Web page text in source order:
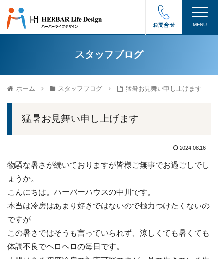
MENU
スタッフブログ
ホーム スタッフブログ 猛暑お見舞い申し上げます
猛暑お見舞い申し上げます
2024.08.16
物騒な暑さが続いておりますが皆様ご無事でお過ごしでし
ょうか。
こんにちは。ハーバーハウスの中川です。
本当は冷房はあまり好きではないので極力つけたくないの
ですが
この暑さではそうも言っていられず、涼しくても暑くても
体調不良でヘロヘロの毎日です。